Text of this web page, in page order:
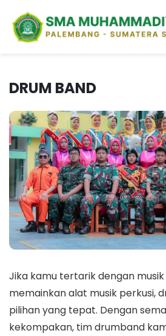
DRUM BAND
Jika kamu tertarik dengan
memainkan alat musik perkusi,
pilihan yang tepat. Dengan
kekompakan, tim drumband